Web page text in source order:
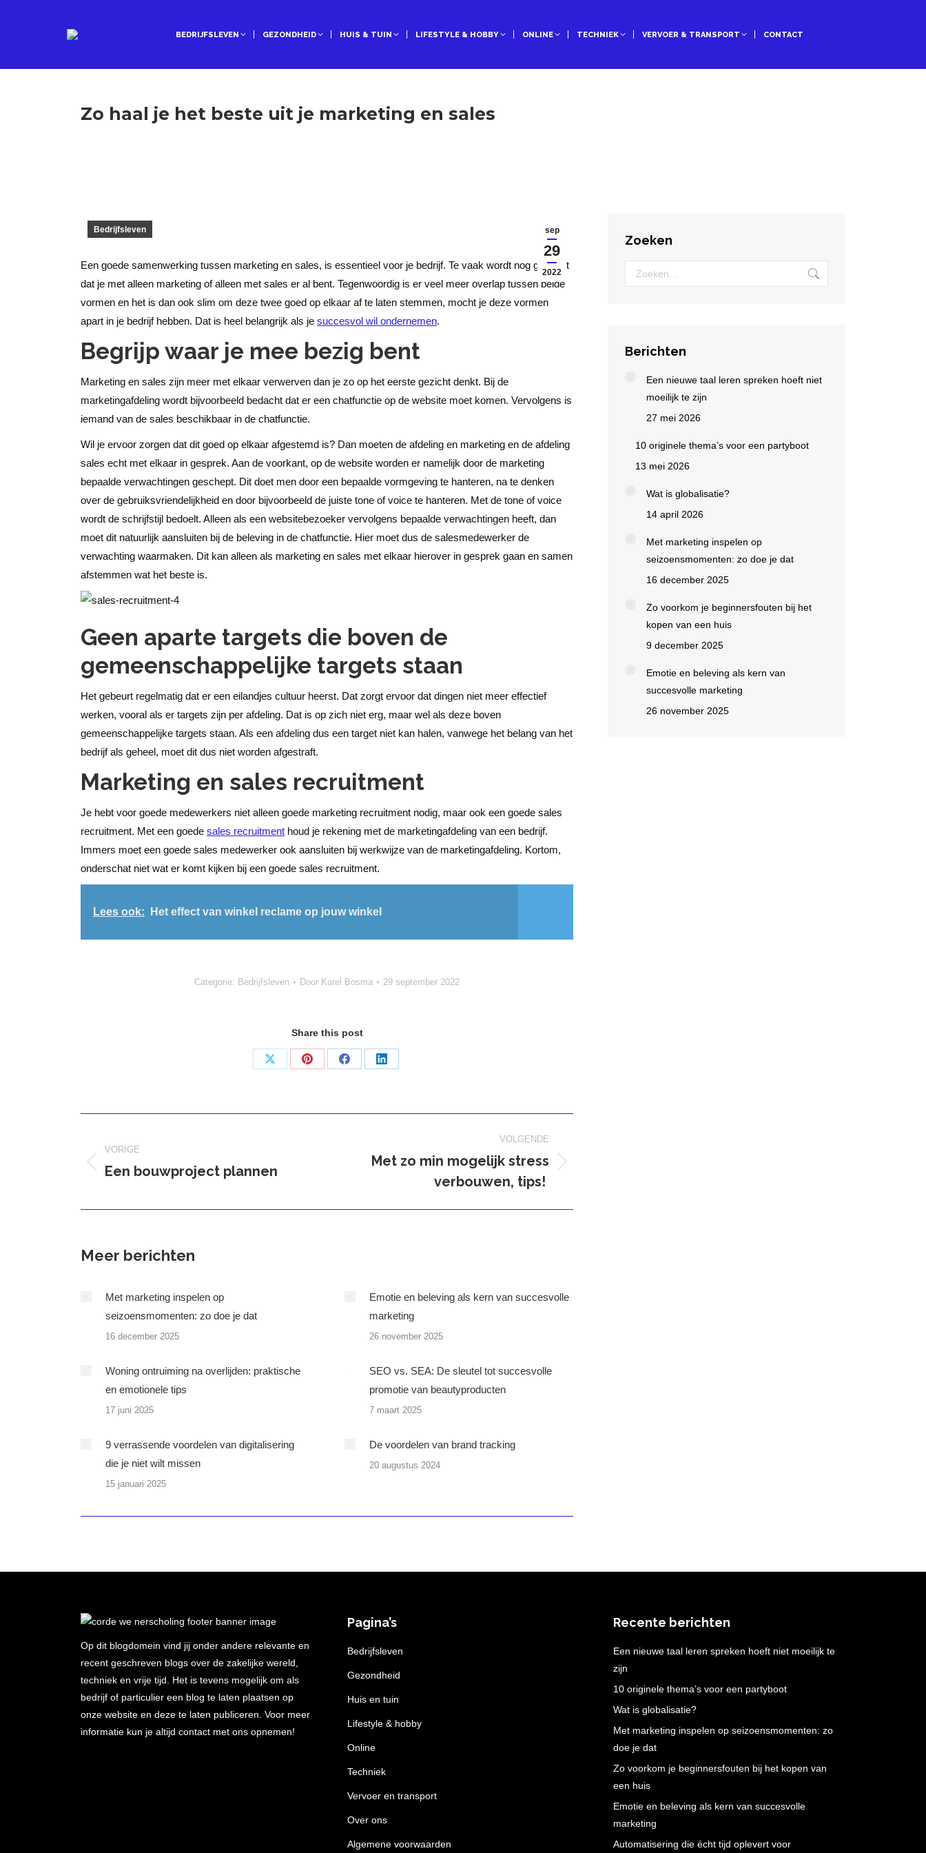
BEDRIJFSLEVEN GEZONDHEID HUIS & TUIN LIFESTYLE & HOBBY ONLINE TECHNIEK VERVOER & TRANSPORT CONTACT
Zo haal je het beste uit je marketing en sales
sep
29
2022
Bedrijfsleven
Een goede samenwerking tussen marketing en sales, is essentieel voor je bedrijf. Te vaak wordt nog gedacht
dat je met alleen marketing of alleen met sales er al bent. Tegenwoordig is er veel meer overlap tussen beide
vormen en het is dan ook slim om deze twee goed op elkaar af te laten stemmen, mocht je deze vormen
apart in je bedrijf hebben. Dat is heel belangrijk als je succesvol wil ondernemen.
Begrijp waar je mee bezig bent
Marketing en sales zijn meer met elkaar verwerven dan je zo op het eerste gezicht denkt. Bij de
marketingafdeling wordt bijvoorbeeld bedacht dat er een chatfunctie op de website moet komen. Vervolgens is
iemand van de sales beschikbaar in de chatfunctie.
Wil je ervoor zorgen dat dit goed op elkaar afgestemd is? Dan moeten de afdeling en marketing en de afdeling
sales echt met elkaar in gesprek. Aan de voorkant, op de website worden er namelijk door de marketing
bepaalde verwachtingen geschept. Dit doet men door een bepaalde vormgeving te hanteren, na te denken
over de gebruiksvriendelijkheid en door bijvoorbeeld de juiste tone of voice te hanteren. Met de tone of voice
wordt de schrijfstijl bedoelt. Alleen als een websitebezoeker vervolgens bepaalde verwachtingen heeft, dan
moet dit natuurlijk aansluiten bij de beleving in de chatfunctie. Hier moet dus de salesmedewerker de
verwachting waarmaken. Dit kan alleen als marketing en sales met elkaar hierover in gesprek gaan en samen
afstemmen wat het beste is.
Geen aparte targets die boven de
gemeenschappelijke targets staan
Het gebeurt regelmatig dat er een eilandjes cultuur heerst. Dat zorgt ervoor dat dingen niet meer effectief
werken, vooral als er targets zijn per afdeling. Dat is op zich niet erg, maar wel als deze boven
gemeenschappelijke targets staan. Als een afdeling dus een target niet kan halen, vanwege het belang van het
bedrijf als geheel, moet dit dus niet worden afgestraft.
Marketing en sales recruitment
Je hebt voor goede medewerkers niet alleen goede marketing recruitment nodig, maar ook een goede sales
recruitment. Met een goede sales recruitment houd je rekening met de marketingafdeling van een bedrijf.
Immers moet een goede sales medewerker ook aansluiten bij werkwijze van de marketingafdeling. Kortom,
onderschat niet wat er komt kijken bij een goede sales recruitment.
Lees ook: Het effect van winkel reclame op jouw winkel
Categorie: Bedrijfsleven Door Karel Bosma 29 september 2022
Share this post
Deel
Deel
Deel
Deel
navigatie
VORIGE
Vorig
Een bouwproject plannen
VOLGENDE
Met zo min mogelijk stress
verbouwen, tips!
Meer berichten
Met marketing inspelen op
seizoensmomenten: zo doe je dat
16 december 2025
Emotie en beleving als kern van succesvolle
marketing
26 november 2025
Woning ontruiming na overlijden: praktische
en emotionele tips
17 juni 2025
SEO vs. SEA: De sleutel tot succesvolle
promotie van beautyproducten
7 maart 2025
9 verrassende voordelen van digitalisering
die je niet wilt missen
15 januari 2025
De voordelen van brand tracking
20 augustus 2024
Zoeken
Zoeken:
Berichten
Een nieuwe taal leren spreken hoeft niet
moeilijk te zijn
27 mei 2026
10 originele thema’s voor een partyboot
13 mei 2026
Wat is globalisatie?
14 april 2026
Met marketing inspelen op
seizoensmomenten: zo doe je dat
16 december 2025
Zo voorkom je beginnersfouten bij het
kopen van een huis
9 december 2025
Emotie en beleving als kern van
succesvolle marketing
26 november 2025
Op dit blogdomein vind jij onder andere relevante en
recent geschreven blogs over de zakelijke wereld,
techniek en vrije tijd. Het is tevens mogelijk om als
bedrijf of particulier een blog te laten plaatsen op
onze website en deze te laten publiceren. Voor meer
informatie kun je altijd contact met ons opnemen!
Pagina’s
Bedrijfsleven
Gezondheid
Huis en tuin
Lifestyle & hobby
Online
Techniek
Vervoer en transport
Over ons
Algemene voorwaarden
Recente berichten
Een nieuwe taal leren spreken hoeft niet moeilijk te
zijn
10 originele thema’s voor een partyboot
Wat is globalisatie?
Met marketing inspelen op seizoensmomenten: zo
doe je dat
Zo voorkom je beginnersfouten bij het kopen van
een huis
Emotie en beleving als kern van succesvolle
marketing
Automatisering die écht tijd oplevert voor